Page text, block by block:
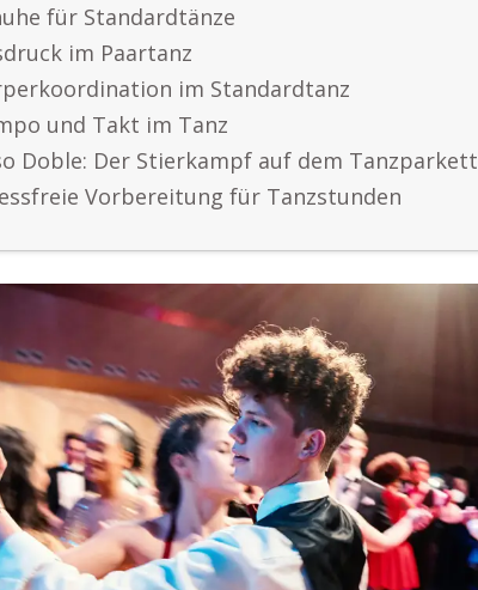
für Standardtänze
im Paartanz
im Standardtanz
und Takt im Tanz
Doble: Der Stierkampf auf dem Tanzparkett
Vorbereitung für Tanzstunden